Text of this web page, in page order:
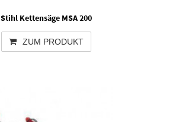
Stihl Kettensäge MSA 200
ZUM PRODUKT